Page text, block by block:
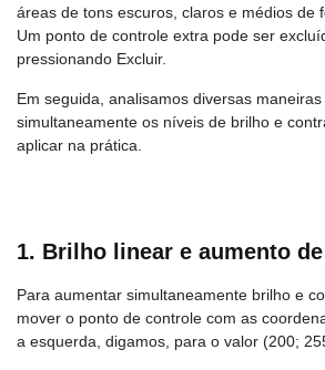
áreas de tons escuros, claros e médios de
Um ponto de controle extra pode ser
pressionando Excluir.
Em seguida, analisamos diversas
simultaneamente os níveis de brilho e
aplicar na prática.
1. Brilho linear e aumento
Para aumentar simultaneamente brilho e
mover o ponto de controle com as
a esquerda, digamos, para o valor (200;